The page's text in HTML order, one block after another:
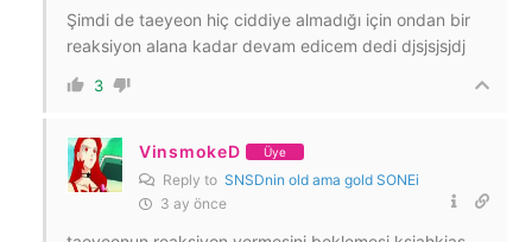
Şimdi de taeyeon hiç ciddiye almadığı için ondan bir
reaksiyon alana kadar devam edicem dedi djsjsjsjdj
3
VinsmokeD Üye
Reply to SNSDnin old ama gold SONEi
3 ay önce